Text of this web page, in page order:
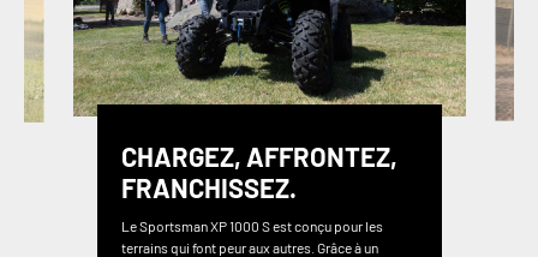
CHARGEZ, AFFRONTEZ,
FRANCHISSEZ.
Le Sportsman XP 1000 S est conçu pour les
terrains qui font peur aux autres. Grâce à un